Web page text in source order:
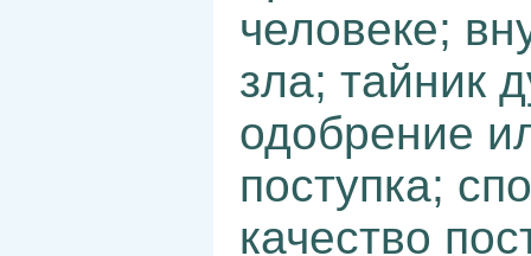
человеке;
зла; тайник
одобрение
поступка;
качество